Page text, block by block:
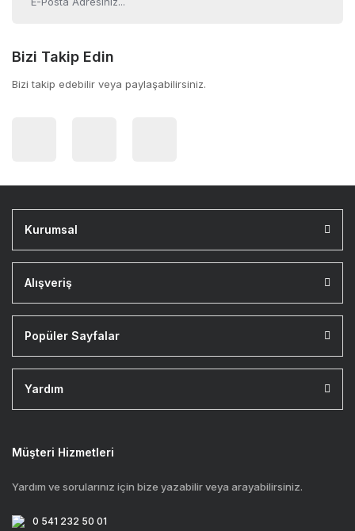
Bizi Takip Edin
Bizi takip edebilir veya paylaşabilirsiniz.
Kurumsal
Alışveriş
Popüler Sayfalar
Yardım
Müşteri Hizmetleri
Yardım ve sorularınız için bize yazabilir veya arayabilirsiniz.
0 541 232 50 01